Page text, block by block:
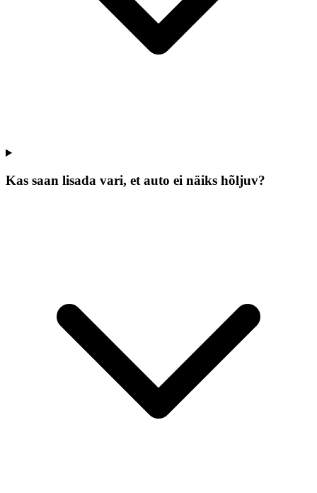
Kas saan lisada vari, et auto ei näiks hõljuv?